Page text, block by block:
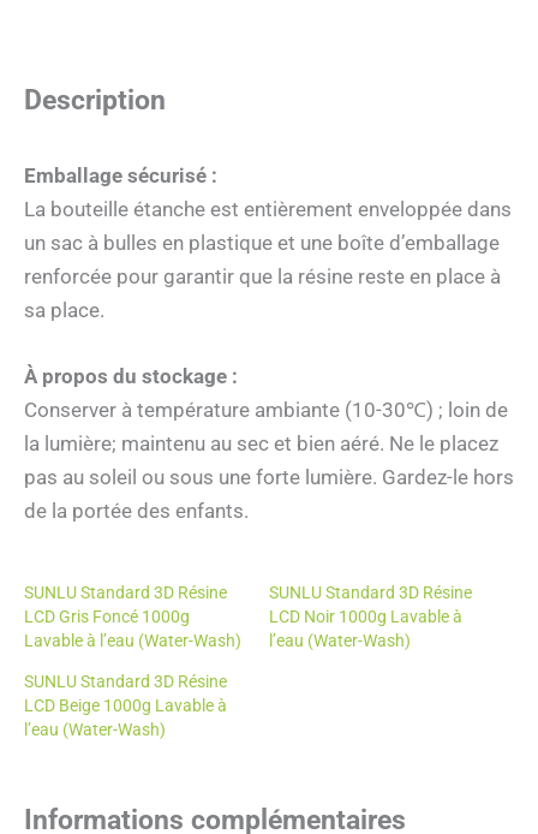
Description
Emballage sécurisé :
La bouteille étanche est entièrement enveloppée dans
un sac à bulles en plastique et une boîte d’emballage
renforcée pour garantir que la résine reste en place à
sa place.
À propos du stockage :
Conserver à température ambiante (10-30℃) ; loin de
la lumière; maintenu au sec et bien aéré. Ne le placez
pas au soleil ou sous une forte lumière. Gardez-le hors
de la portée des enfants.
SUNLU Standard 3D Résine
LCD Gris Foncé 1000g
Lavable à l’eau (Water-Wash)
SUNLU Standard 3D Résine
LCD Noir 1000g Lavable à
l’eau (Water-Wash)
SUNLU Standard 3D Résine
LCD Beige 1000g Lavable à
l’eau (Water-Wash)
Informations complémentaires